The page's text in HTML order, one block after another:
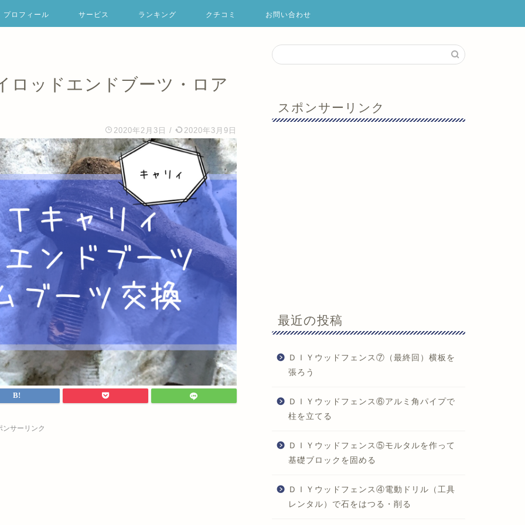
プロフィール サービス ランキング クチコミ お問い合わせ
ロッドエンドブーツ・ロア
2020年2月3日 / 2020年3月9日
ンサーリンク
スポンサーリンク
最近の投稿
ＤＩＹウッドフェンス⑦（最終回）横板を
張ろう
ＤＩＹウッドフェンス⑥アルミ角パイプで
柱を立てる
ＤＩＹウッドフェンス⑤モルタルを作って
基礎ブロックを固める
ＤＩＹウッドフェンス④電動ドリル（工具
レンタル）で石をはつる・削る